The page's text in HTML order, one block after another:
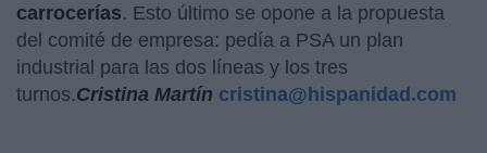
carrocerías. Esto último se opone a la propuesta
del comité de empresa: pedía a PSA un plan
industrial para las dos líneas y los tres
turnos.Cristina Martín cristina@hispanidad.com